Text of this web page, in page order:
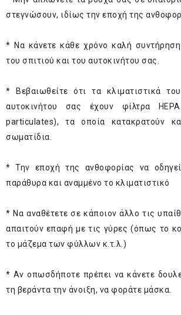
στεγνώσουν, ιδίως την εποχή της
* Να κάνετε κάθε χρόνο καλή συντήρηση
του σπιτιού και του αυτοκινήτου σας.
* Βεβαιωθείτε ότι τα κλιματιστικά
αυτοκινήτου σας έχουν φίλτρα
particulates), τα οποία κατακρατούν
σωματίδια.
* Την εποχή της ανθοφορίας να
παράθυρα και αναμμένο το κλιματιστικό
* Να αναθέτετε σε κάποιον άλλο τις
απαιτούν επαφή με τις γύρες (όπως το
το μάζεμα των φύλλων κ.τ.λ.)
* Αν οπωσδήποτε πρέπει να κάνετε
τη βεράντα την άνοιξη, να φοράτε μάσκα.